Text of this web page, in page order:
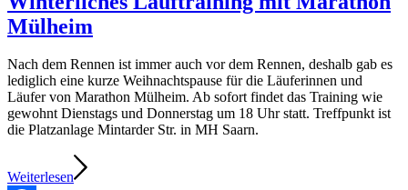
Mülheim
Nach dem Rennen ist immer auch vor dem Rennen, deshalb gab es
lediglich eine kurze Weihnachtspause für die Läuferinnen und
Läufer von Marathon Mülheim. Ab sofort findet das Training wie
gewohnt Dienstags und Donnerstag um 18 Uhr statt. Treffpunkt ist
die Platzanlage Mintarder Str. in MH Saarn.
Weiterlesen